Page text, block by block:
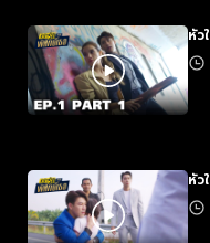
หัว
หัว